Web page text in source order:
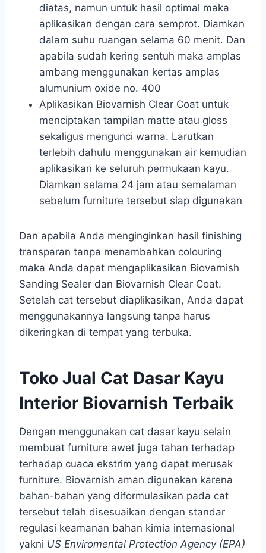
diatas, namun untuk hasil optimal maka
aplikasikan dengan cara semprot. Diamkan
dalam suhu ruangan selama 60 menit. Dan
apabila sudah kering sentuh maka amplas
ambang menggunakan kertas amplas
alumunium oxide no. 400
Aplikasikan Biovarnish Clear Coat untuk
menciptakan tampilan matte atau gloss
sekaligus mengunci warna. Larutkan
terlebih dahulu menggunakan air kemudian
aplikasikan ke seluruh permukaan kayu.
Diamkan selama 24 jam atau semalaman
sebelum furniture tersebut siap digunakan
Dan apabila Anda menginginkan hasil finishing
transparan tanpa menambahkan colouring
maka Anda dapat mengaplikasikan Biovarnish
Sanding Sealer dan Biovarnish Clear Coat.
Setelah cat tersebut diaplikasikan, Anda dapat
menggunakannya langsung tanpa harus
dikeringkan di tempat yang terbuka.
Toko Jual Cat Dasar Kayu
Interior Biovarnish Terbaik
Dengan menggunakan cat dasar kayu selain
membuat furniture awet juga tahan terhadap
terhadap cuaca ekstrim yang dapat merusak
furniture. Biovarnish aman digunakan karena
bahan-bahan yang diformulasikan pada cat
tersebut telah disesuaikan dengan standar
regulasi keamanan bahan kimia internasional
yakni US Enviromental Protection Agency (EPA)